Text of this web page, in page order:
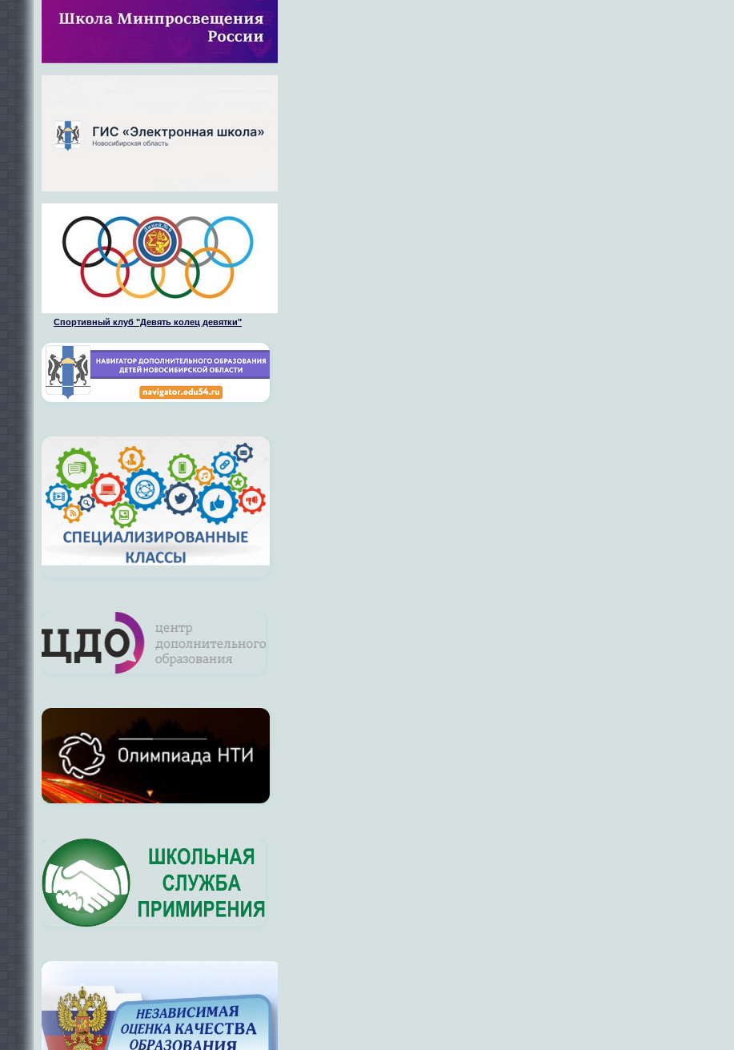
Спортивный клуб "Девять колец девятки"